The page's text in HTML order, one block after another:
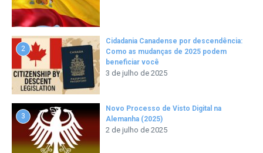
2
Cidadania Canadense por descendência:
Como as mudanças de 2025 podem
beneficiar você
3 de julho de 2025
3
Novo Processo de Visto Digital na
Alemanha (2025)
2 de julho de 2025